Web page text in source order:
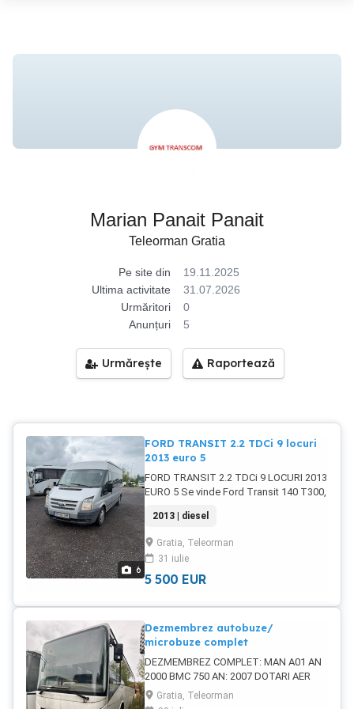
Marian Panait Panait
Teleorman Gratia
Pe site din
19.11.2025
Ultima activitate
31.07.2026
Urmăritori
0
Anunțuri
5
Urmărește Raportează
6
FORD TRANSIT 2.2 TDCi 9 locuri
2013 euro 5
FORD TRANSIT 2.2 TDCi 9 LOCURI 2013
EURO 5 Se vinde Ford Transit 140 T300,
transport persoane, navetă muncitori,
curse speciale sau activități comerciale.
Detalii tehnice: Motor 2.2 TDCi 103 kW
(140 CP) Euro 5 Cutie manuală 6 trepte 9
locuri (inclusiv șofer) Tracțiune față Aer
original Ford Lungime mare, plafon înalt
Cutie și ambreiaj în stare bună Interior
curat și întreținut Caroserie prezentabilă
Acte la zi Kilometraj: 580.688 km
Dimensiuni: Lungime: 5.782 mm
Înălțime: 2.325 mm Masă maximă
autorizată: 3.025 kg Dotări:
2013 | diesel
Gratia, Teleorman
31 iulie
5 500 EUR
Dezmembrez autobuze/
microbuze complet
DEZMEMBREZ COMPLET: MAN A01 AN
2000 BMC 750 AN: 2007 DOTARI AER
CONDITIONAT IVECO DAILY 2008
DOTARI AER CONDITIONAT RENAULT
Gratia, Teleorman